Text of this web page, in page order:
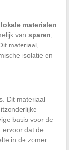
lokale materialen
van sparen
materiaal,
isolatie en
Dit materiaal,
basis voor de
ervoor dat de
in de zomer.